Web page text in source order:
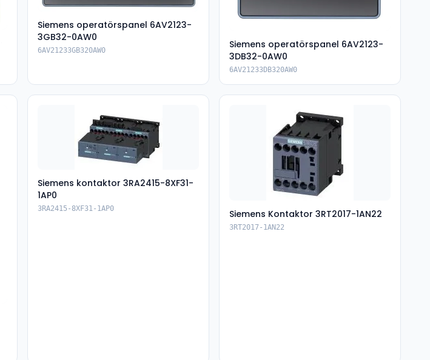
Siemens operatörspanel 6AV2123-
3GB32-0AW0
6AV21233GB320AW0
Siemens operatörspanel 6AV2123-
3DB32-0AW0
6AV21233DB320AW0
Siemens kontaktor 3RA2415-8XF31-
1AP0
3RA2415-8XF31-1AP0 Siemens Kontaktor 3RT2017-1AN22
3RT2017-1AN22